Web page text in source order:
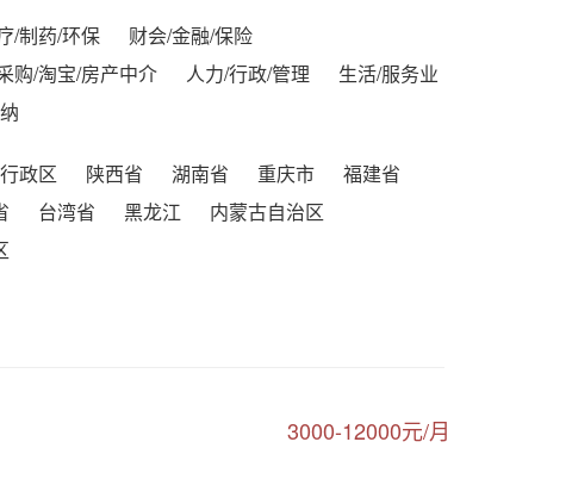
/制药/环保
财会/金融/保险
购/淘宝/房产中介 人力/行政/管理
生活/服务业
政区 陕西省 湖南省 重庆市
福建省
台湾省 黑龙江
内蒙古自治区
3000-12000元/月